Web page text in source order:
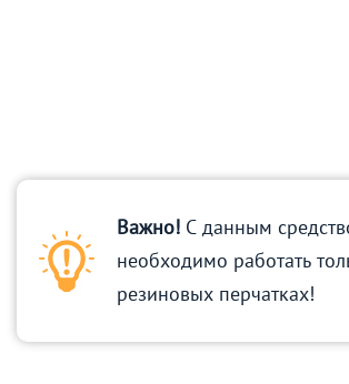
Важно! С данным
необходимо работать
резиновых перчатках!